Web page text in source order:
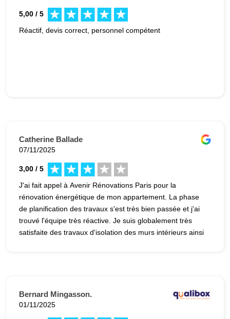
5,00 / 5
Réactif, devis correct, personnel compétent
Catherine Ballade
07/11/2025
3,00 / 5
J'ai fait appel à Avenir Rénovations Paris pour la
rénovation énergétique de mon appartement. La phase
de planification des travaux s'est très bien passée et j'ai
trouvé l'équipe très réactive. Je suis globalement très
satisfaite des travaux d'isolation des murs intérieurs ainsi
dépareillées etc... ces problèmes ont pour la plupart été
rapidement rectifiés, mais à cause d'eux j'hésiterai à faire
Bernard Mingasson.
01/11/2025